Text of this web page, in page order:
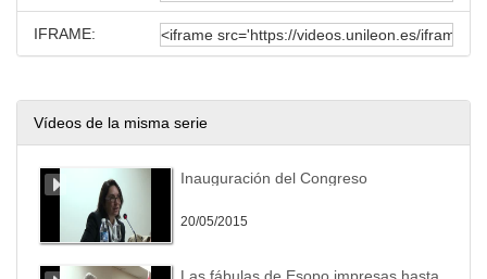
IFRAME:
Vídeos de la misma serie
Inauguración del Congreso
20/05/2015